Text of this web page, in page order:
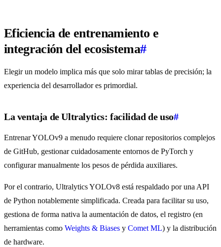
Eficiencia de entrenamiento e
integración del ecosistema#
Elegir un modelo implica más que solo mirar tablas de precisión; la
experiencia del desarrollador es primordial.
La ventaja de Ultralytics: facilidad de uso#
Entrenar YOLOv9 a menudo requiere clonar repositorios complejos
de GitHub, gestionar cuidadosamente entornos de PyTorch y
configurar manualmente los pesos de pérdida auxiliares.
Por el contrario, Ultralytics YOLOv8 está respaldado por una API
de Python notablemente simplificada. Creada para facilitar su uso,
gestiona de forma nativa la aumentación de datos, el registro (en
herramientas como Weights & Biases y Comet ML) y la distribución
de hardware.